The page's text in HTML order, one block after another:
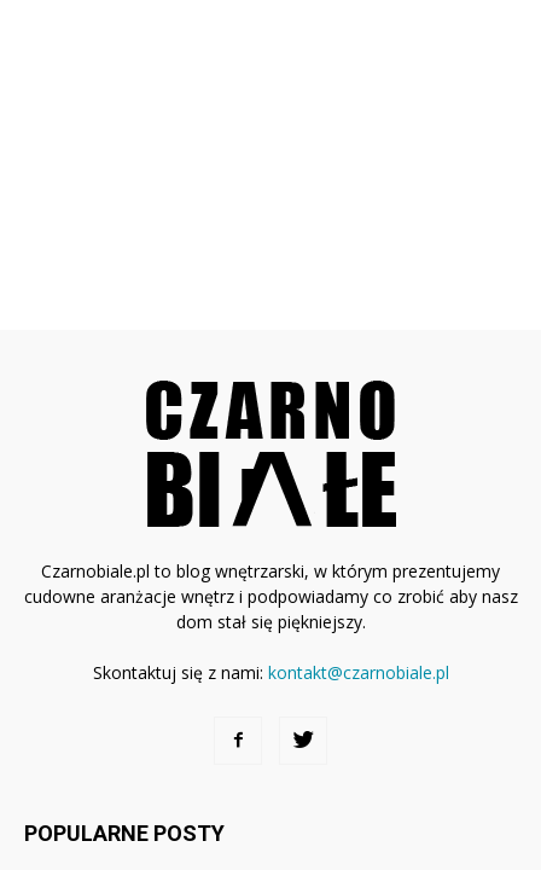
Czarnobiale.pl to blog wnętrzarski, w którym prezentujemy
cudowne aranżacje wnętrz i podpowiadamy co zrobić aby nasz
dom stał się piękniejszy.
Skontaktuj się z nami: kontakt@czarnobiale.pl
POPULARNE POSTY